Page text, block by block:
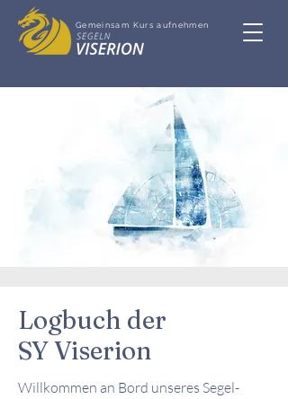
Gemeinsam Kurs aufnehmen
Logbuch der
SY Viserion
Willkommen an Bord unseres Segel-